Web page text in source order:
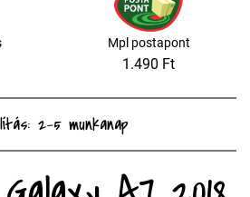
Mpl postapont
1.490 Ft
2-5 munkanap